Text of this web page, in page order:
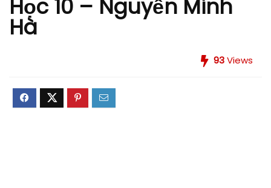
Học 10 – Nguyễn Minh
Hà
93Views